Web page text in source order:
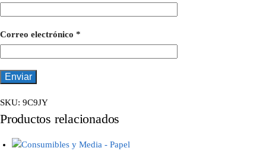
Correo electrónico *
SKU: 9C9JY
Productos relacionados